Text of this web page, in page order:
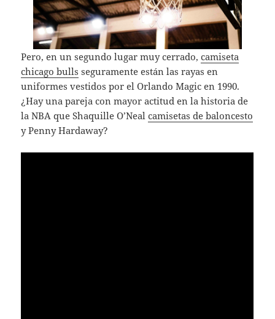
Pero, en un segundo lugar muy cerrado,camiseta
chicago bulls seguramente están las rayas en
uniformes vestidos por el Orlando Magic en 1990.
¿Hay una pareja con mayor actitud en la historia de
la NBA que Shaquille O’Nealcamisetas de baloncesto
y Penny Hardaway?